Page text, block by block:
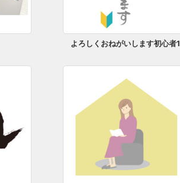
よろしくおねがいします初心者1